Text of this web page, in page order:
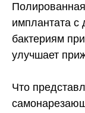
имплантата с
бактериям
улучшает
Что